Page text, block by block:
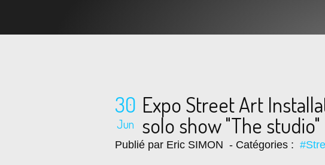
30
Jun
Expo Street Art
solo show "The studio"
Publié par Eric SIMON - Catégories :